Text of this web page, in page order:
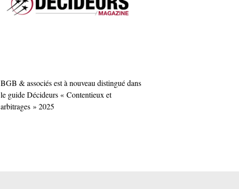
BGB & associés est à nouveau distingué dans
le guide Décideurs « Contentieux et
arbitrages » 2025